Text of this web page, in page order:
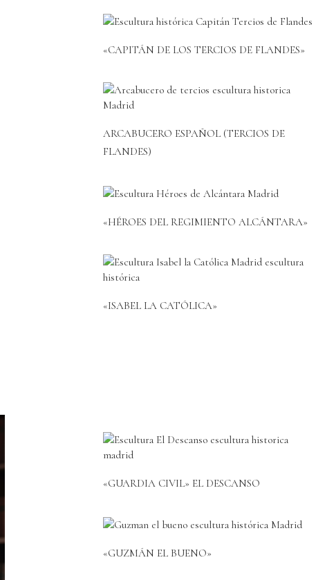
«CAPITÁN DE LOS TERCIOS DE FLANDES»
ARCABUCERO ESPAÑOL (TERCIOS DE
FLANDES)
«HÉROES DEL REGIMIENTO ALCÁNTARA»
«ISABEL LA CATÓLICA»
«GUARDIA CIVIL» EL DESCANSO
«GUZMÁN EL BUENO»